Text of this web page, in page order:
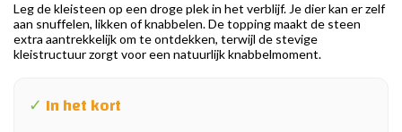
Leg de kleisteen op een droge plek in het verblijf. Je dier kan er zelf
aan snuffelen, likken of knabbelen. De topping maakt de steen
extra aantrekkelijk om te ontdekken, terwijl de stevige
kleistructuur zorgt voor een natuurlijk knabbelmoment.
✓ In het kort